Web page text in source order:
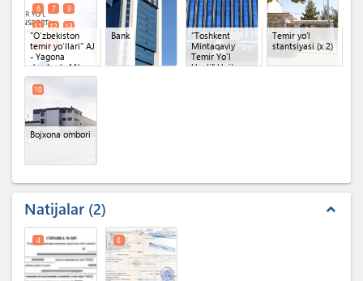
"O‘zbekiston
temir yo‘llari" AJ
- Yagona
darcha(x 11)
6
7
9
11
12
13
14
16
Bank
"Toshkent
Mintaqaviy
Temir Yo'l
Uzeli" Unitar
Temir yoʻl
stantsiyasi(x 2)
Bojxona ombori
10
Natijalar 2 expand_less
4 8